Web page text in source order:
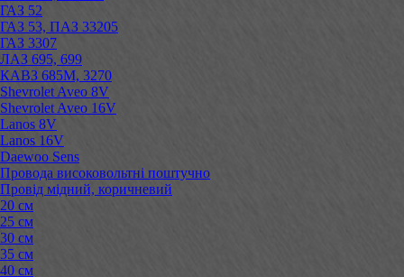
ГАЗ 52
ГАЗ 53, ПАЗ 33205
ГАЗ 3307
ЛАЗ 695, 699
КАВЗ 685М, 3270
Shevrolet Aveo 8V
Shevrolet Aveo 16V
Lanos 8V
Lanos 16V
Daewoo Sens
Провода високовольтні поштучно
Провід мідний, коричневий
20 см
25 см
30 см
35 см
40 см